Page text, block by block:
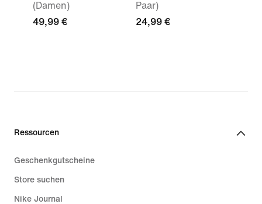
(Damen)
49,99 €
Paar)
24,99 €
Ressourcen
Geschenkgutscheine
Store suchen
Nike Journal